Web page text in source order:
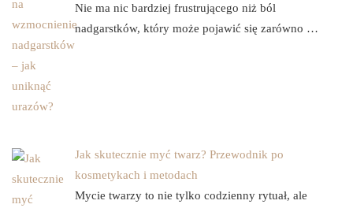
Nie ma nic bardziej frustrującego niż ból
nadgarstków, który może pojawić się zarówno …
Jak skutecznie myć twarz? Przewodnik po
kosmetykach i metodach
Mycie twarzy to nie tylko codzienny rytuał, ale